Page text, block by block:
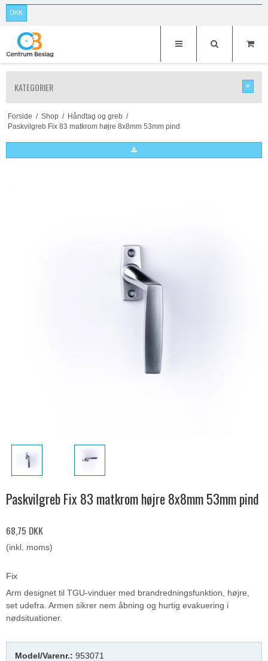
DKK
KATEGORIER
Forside / Shop / Håndtag og greb /
Paskvilgreb Fix 83 matkrom højre 8x8mm 53mm pind
Paskvilgreb Fix 83 matkrom højre 8x8mm 53mm pind
68,75 DKK
(inkl. moms)
Fix
Arm designet til TGU-vinduer med brandredningsfunktion, højre,
set udefra. Armen sikrer nem åbning og hurtig evakuering i
nødsituationer.
Model/Varenr.: 953071